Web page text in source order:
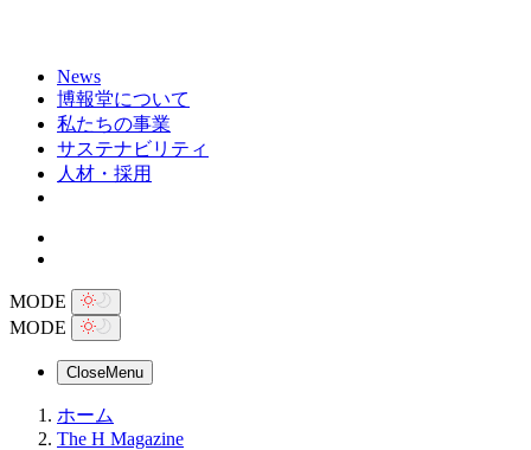
News
博報堂について
私たちの事業
サステナビリティ
人材・採用
MODE
MODE
CloseMenu
ホーム
The H Magazine